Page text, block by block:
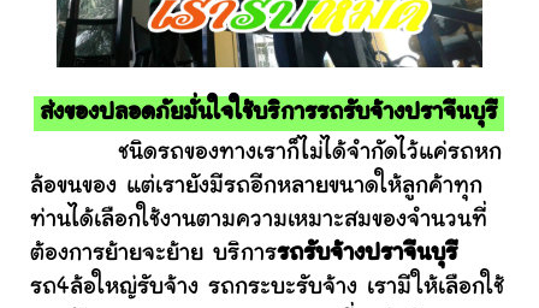
ส่งของปลอดภัยมั่นใจใช้บริการรถรับจ้างปราจีนบุรี
ชนิดรถของทางเราก็ไม่ได้จำกัดไว้แค่รถหก
ล้อขนของ แต่เรายังมีรถอีกหลายขนาดให้ลูกค้าทุก
ท่านได้เลือกใช้งานตามความเหมาะสมของจำนวนที่
ต้องการย้ายจะย้าย บริการรถรับจ้างปราจีนบุรี
รถ4ล้อใหญ่รับจ้าง รถกระบะรับจ้าง เรามีให้เลือกใช้